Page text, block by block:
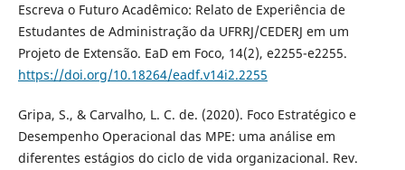
Escreva o Futuro Acadêmico: Relato de Experiência de
Estudantes de Administração da UFRRJ/CEDERJ em um
Projeto de Extensão. EaD em Foco, 14(2), e2255-e2255.
https://doi.org/10.18264/eadf.v14i2.2255
Gripa, S., & Carvalho, L. C. de. (2020). Foco Estratégico e
Desempenho Operacional das MPE: uma análise em
diferentes estágios do ciclo de vida organizacional. Rev.